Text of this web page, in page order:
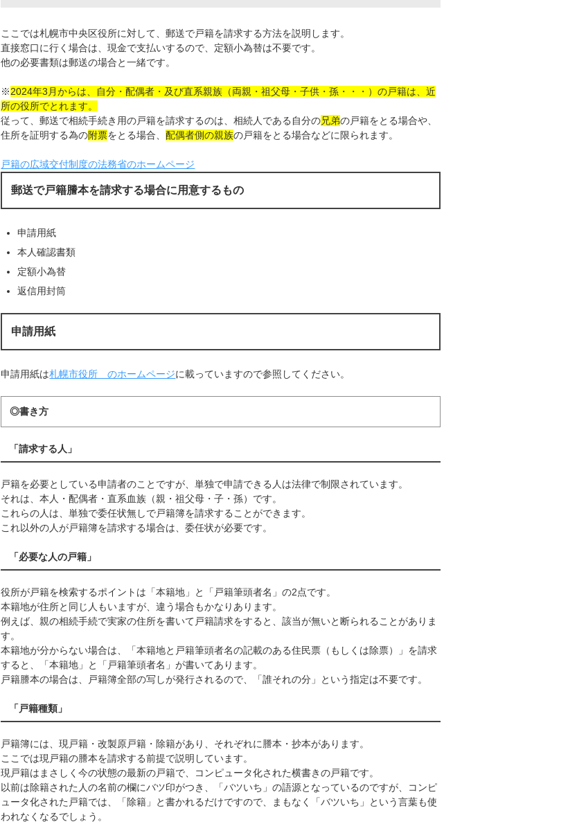
ここでは札幌市中央区役所に対して、郵送で戸籍を請求する方法を説明します。
直接窓口に行く場合は、現金で支払いするので、定額小為替は不要です。
他の必要書類は郵送の場合と一緒です。
※2024年3月からは、自分・配偶者・及び直系親族（両親・祖父母・子供・孫・・・）の戸籍は、近
所の役所でとれます。
従って、郵送で相続手続き用の戸籍を請求するのは、相続人である自分の兄弟の戸籍をとる場合や、
住所を証明する為の附票をとる場合、配偶者側の親族の戸籍をとる場合などに限られます。
戸籍の広域交付制度の法務省のホームページ
郵送で戸籍謄本を請求する場合に用意するもの
申請用紙
本人確認書類
定額小為替
返信用封筒
申請用紙
申請用紙は札幌市役所 のホームページに載っていますので参照してください。
◎書き方
「請求する人」
戸籍を必要としている申請者のことですが、単独で申請できる人は法律で制限されています。
それは、本人・配偶者・直系血族（親・祖父母・子・孫）です。
これらの人は、単独で委任状無しで戸籍簿を請求することができます。
これ以外の人が戸籍簿を請求する場合は、委任状が必要です。
「必要な人の戸籍」
役所が戸籍を検索するポイントは「本籍地」と「戸籍筆頭者名」の2点です。
本籍地が住所と同じ人もいますが、違う場合もかなりあります。
例えば、親の相続手続で実家の住所を書いて戸籍請求をすると、該当が無いと断られることがありま
す。
本籍地が分からない場合は、「本籍地と戸籍筆頭者名の記載のある住民票（もしくは除票）」を請求
すると、「本籍地」と「戸籍筆頭者名」が書いてあります。
戸籍謄本の場合は、戸籍簿全部の写しが発行されるので、「誰それの分」という指定は不要です。
「戸籍種類」
戸籍簿には、現戸籍・改製原戸籍・除籍があり、それぞれに謄本・抄本があります。
ここでは現戸籍の謄本を請求する前提で説明しています。
現戸籍はまさしく今の状態の最新の戸籍で、コンピュータ化された横書きの戸籍です。
以前は除籍された人の名前の欄にバツ印がつき、「バツいち」の語源となっているのですが、コンピ
ュータ化された戸籍では、「除籍」と書かれるだけですので、まもなく「バツいち」という言葉も使
われなくなるでしょう。